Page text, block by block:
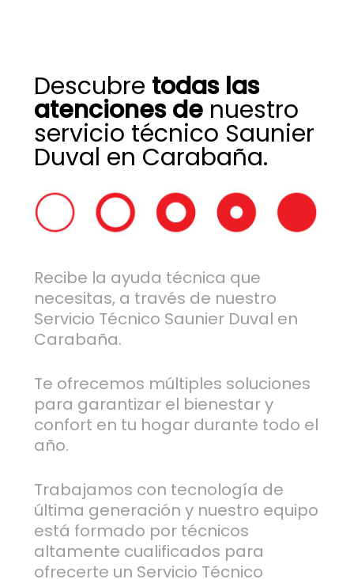
Descubre todas las
atenciones denuestro
servicio técnico Saunier
Duval en Carabaña.
Recibe la ayuda técnica que
necesitas, a través de nuestro
Servicio Técnico Saunier Duval en
Carabaña.
Te ofrecemos múltiples soluciones
para garantizar el bienestar y
confort en tu hogar durante todo el
año.
Trabajamos con tecnología de
última generación y nuestro equipo
está formado por técnicos
altamente cualificados para
ofrecerte un Servicio Técnico